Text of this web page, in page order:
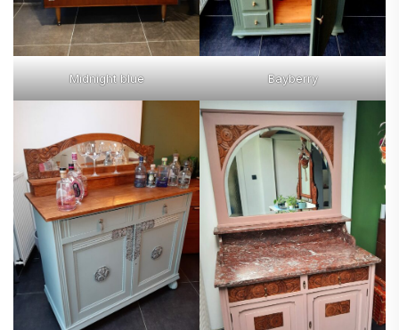
Midnight blue Bayberry